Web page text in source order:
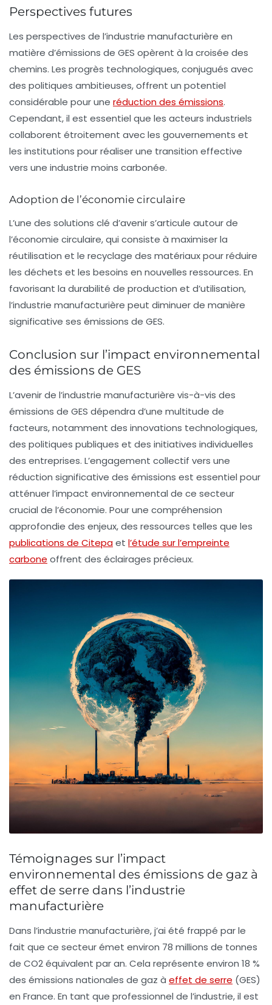
Perspectives futures
Les perspectives de l’industrie manufacturière en
matière d’émissions de GES opèrent à la croisée des
chemins. Les progrès technologiques, conjugués avec
des politiques ambitieuses, offrent un potentiel
considérable pour une réduction des émissions.
Cependant, il est essentiel que les acteurs industriels
collaborent étroitement avec les gouvernements et
les institutions pour réaliser une transition effective
vers une industrie moins carbonée.
Adoption de l’économie circulaire
L’une des solutions clé d’avenir s’articule autour de
l’économie circulaire, qui consiste à maximiser la
réutilisation et le recyclage des matériaux pour réduire
les déchets et les besoins en nouvelles ressources. En
favorisant la durabilité de production et d’utilisation,
l’industrie manufacturière peut diminuer de manière
significative ses émissions de GES.
Conclusion sur l’impact environnemental
des émissions de GES
L’avenir de l’industrie manufacturière vis-à-vis des
émissions de GES dépendra d’une multitude de
facteurs, notamment des innovations technologiques,
des politiques publiques et des initiatives individuelles
des entreprises. L’engagement collectif vers une
réduction significative des émissions est essentiel pour
atténuer l’impact environnemental de ce secteur
crucial de l’économie. Pour une compréhension
approfondie des enjeux, des ressources telles que les
publications de Citepaet l’étude sur l’empreinte
carbone offrent des éclairages précieux.
Témoignages sur l’impact
environnemental des émissions de gaz à
effet de serre dans l’industrie
manufacturière
Dans l’industrie manufacturière, j’ai été frappé par le
fait que ce secteur émet environ 78 millions de tonnes
de CO2 équivalent par an. Cela représente environ 18 %
des émissions nationales de gaz à effet de serre (GES)
en France. En tant que professionnel de l’industrie, il est